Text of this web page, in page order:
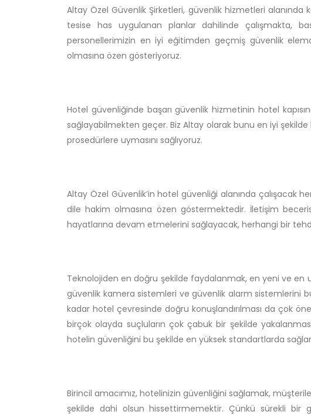
Altay Özel Güvenlik Şirketleri, güvenlik hizmetleri
tesise has uygulanan planlar dahilinde çalışmakta,
personellerimizin en iyi eğitimden geçmiş güvenlik
olmasına özen gösteriyoruz.
Hotel güvenliğinde başarı güvenlik hizmetinin hotel
sağlayabilmekten geçer. Biz Altay olarak bunu en iyi
prosedürlere uymasını sağlıyoruz.
Altay Özel Güvenlik’in hotel güvenliği alanında çalışacak
dile hakim olmasına özen göstermektedir. İletişim
hayatlarına devam etmelerini sağlayacak, herhangi bir
Teknolojiden en doğru şekilde faydalanmak, en yeni ve en
güvenlik kamera sistemleri ve güvenlik alarm sistemlerini
kadar hotel çevresinde doğru konuşlandırılması da çok
birçok olayda suçluların çok çabuk bir şekilde
hotelin güvenliğini bu şekilde en yüksek standartlarda
Birincil amacımız, hotelinizin güvenliğini sağlamak,
şekilde dahi olsun hissettirmemektir. Çünkü sürekli bir